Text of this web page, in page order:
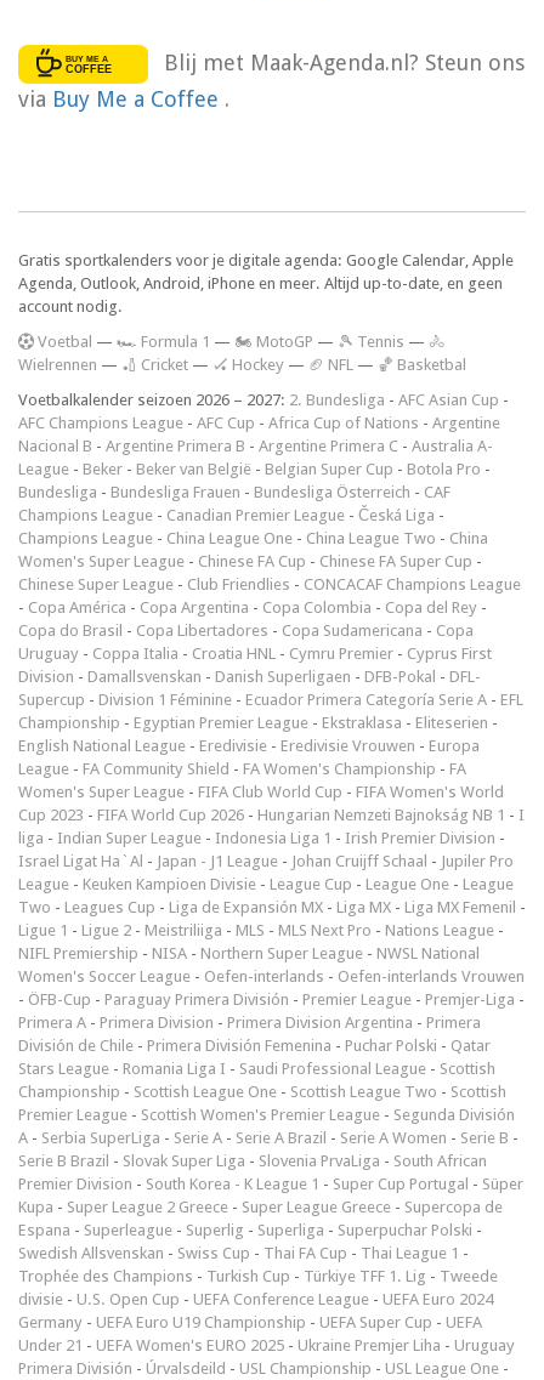
Blij met Maak-Agenda.nl? Steun ons
via Buy Me a Coffee .
Gratis sportkalenders voor je digitale agenda: Google Calendar, Apple
Agenda, Outlook, Android, iPhone en meer. Altijd up-to-date, en geen
account nodig.
Voetbal — 🏎️ Formula 1 — 🏍 MotoGP — 🎾 Tennis — 🚴
Wielrennen — 🏏 Cricket — 🏑 Hockey — 🏈 NFL — 🏀 Basketbal
Voetbalkalender seizoen 2026 – 2027: 2. Bundesliga - AFC Asian Cup -
AFC Champions League - AFC Cup - Africa Cup of Nations - Argentine
Nacional B - Argentine Primera B - Argentine Primera C - Australia A-
League - Beker - Beker van België - Belgian Super Cup - Botola Pro -
Bundesliga - Bundesliga Frauen - Bundesliga Österreich - CAF
Champions League - Canadian Premier League - Česká Liga -
Champions League - China League One - China League Two - China
Women's Super League - Chinese FA Cup - Chinese FA Super Cup -
Chinese Super League - Club Friendlies - CONCACAF Champions League
- Copa América - Copa Argentina - Copa Colombia - Copa del Rey -
Copa do Brasil - Copa Libertadores - Copa Sudamericana - Copa
Uruguay - Coppa Italia - Croatia HNL - Cymru Premier - Cyprus First
Division - Damallsvenskan - Danish Superligaen - DFB-Pokal - DFL-
Supercup - Division 1 Féminine - Ecuador Primera Categoría Serie A - EFL
Championship - Egyptian Premier League - Ekstraklasa - Eliteserien -
English National League - Eredivisie - Eredivisie Vrouwen - Europa
League - FA Community Shield - FA Women's Championship - FA
Women's Super League - FIFA Club World Cup - FIFA Women's World
Cup 2023 - FIFA World Cup 2026 - Hungarian Nemzeti Bajnokság NB 1 - I
liga - Indian Super League - Indonesia Liga 1 - Irish Premier Division -
Israel Ligat Ha`Al - Japan - J1 League - Johan Cruijff Schaal - Jupiler Pro
League - Keuken Kampioen Divisie - League Cup - League One - League
Two - Leagues Cup - Liga de Expansión MX - Liga MX - Liga MX Femenil -
Ligue 1 - Ligue 2 - Meistriliiga - MLS - MLS Next Pro - Nations League -
NIFL Premiership - NISA - Northern Super League - NWSL National
Women's Soccer League - Oefen-interlands - Oefen-interlands Vrouwen
- ÖFB-Cup - Paraguay Primera División - Premier League - Premjer-Liga -
Primera A - Primera Division - Primera Division Argentina - Primera
División de Chile - Primera División Femenina - Puchar Polski - Qatar
Stars League - Romania Liga I - Saudi Professional League - Scottish
Championship - Scottish League One - Scottish League Two - Scottish
Premier League - Scottish Women's Premier League - Segunda División
A - Serbia SuperLiga - Serie A - Serie A Brazil - Serie A Women - Serie B -
Serie B Brazil - Slovak Super Liga - Slovenia PrvaLiga - South African
Premier Division - South Korea - K League 1 - Super Cup Portugal - Süper
Kupa - Super League 2 Greece - Super League Greece - Supercopa de
Espana - Superleague - Superlig - Superliga - Superpuchar Polski -
Swedish Allsvenskan - Swiss Cup - Thai FA Cup - Thai League 1 -
Trophée des Champions - Turkish Cup - Türkiye TFF 1. Lig - Tweede
divisie - U.S. Open Cup - UEFA Conference League - UEFA Euro 2024
Germany - UEFA Euro U19 Championship - UEFA Super Cup - UEFA
Under 21 - UEFA Women's EURO 2025 - Ukraine Premjer Liha - Uruguay
Primera División - Úrvalsdeild - USL Championship - USL League One -